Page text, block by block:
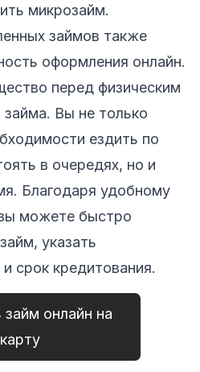
микрозайм.
займов также
оформления онлайн.
перед физическим
Вы не только
ездить по
в очередях, но и
Благодаря удобному
можете быстро
указать
срок кредитования.
онлайн на
карту